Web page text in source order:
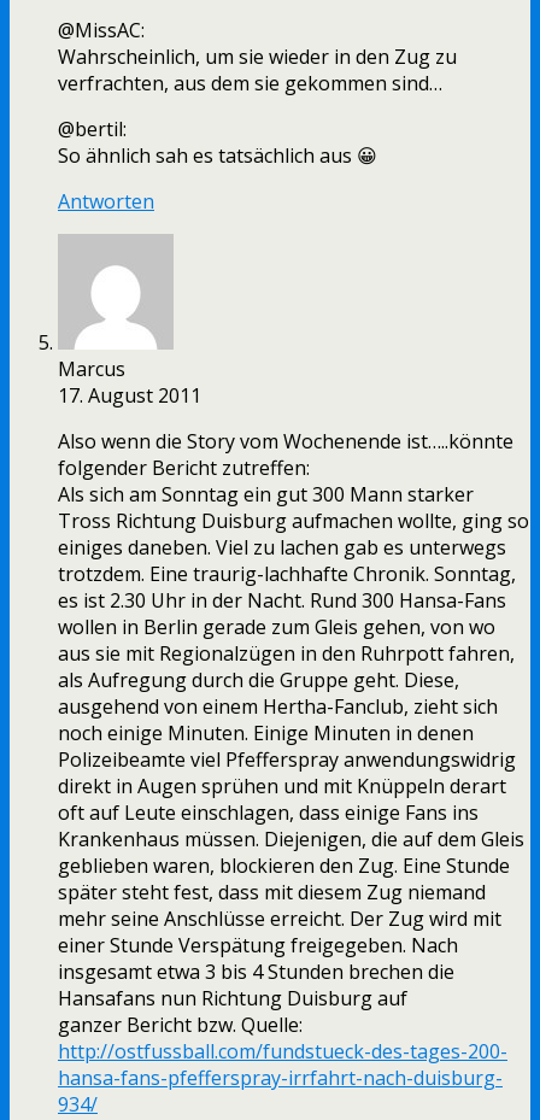
@MissAC:
Wahrscheinlich, um sie wieder in den Zug zu
verfrachten, aus dem sie gekommen sind…
@bertil:
So ähnlich sah es tatsächlich aus 😀
Antworten
Marcus
17. August 2011
Also wenn die Story vom Wochenende ist…..könnte
folgender Bericht zutreffen:
Als sich am Sonntag ein gut 300 Mann starker
Tross Richtung Duisburg aufmachen wollte, ging so
einiges daneben. Viel zu lachen gab es unterwegs
trotzdem. Eine traurig-lachhafte Chronik. Sonntag,
es ist 2.30 Uhr in der Nacht. Rund 300 Hansa-Fans
wollen in Berlin gerade zum Gleis gehen, von wo
aus sie mit Regionalzügen in den Ruhrpott fahren,
als Aufregung durch die Gruppe geht. Diese,
ausgehend von einem Hertha-Fanclub, zieht sich
noch einige Minuten. Einige Minuten in denen
Polizeibeamte viel Pfefferspray anwendungswidrig
direkt in Augen sprühen und mit Knüppeln derart
oft auf Leute einschlagen, dass einige Fans ins
Krankenhaus müssen. Diejenigen, die auf dem Gleis
geblieben waren, blockieren den Zug. Eine Stunde
später steht fest, dass mit diesem Zug niemand
mehr seine Anschlüsse erreicht. Der Zug wird mit
einer Stunde Verspätung freigegeben. Nach
insgesamt etwa 3 bis 4 Stunden brechen die
Hansafans nun Richtung Duisburg auf
ganzer Bericht bzw. Quelle:
http://ostfussball.com/fundstueck-des-tages-200-
hansa-fans-pfefferspray-irrfahrt-nach-duisburg-
934/